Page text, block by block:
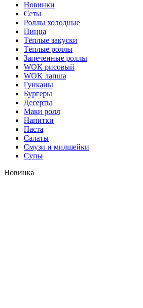
Новинки
Сеты
Роллы холодные
Пицца
Тёплые закуски
Тёплые роллы
Запеченные роллы
WOK рисовый
WOK лапша
Гунканы
Бургеры
Десерты
Маки ролл
Напитки
Паста
Салаты
Смузи и милшейки
Супы
Новинка